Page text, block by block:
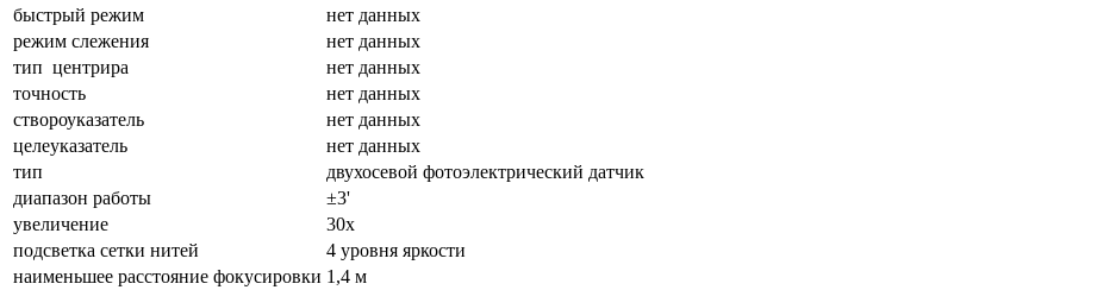
быстрый режим
нет данных
режим слежения
нет данных
тип центрира
нет данных
точность
нет данных
створоуказатель
нет данных
целеуказатель
нет данных
тип
двухосевой фотоэлектрический датчик
диапазон работы
±3'
увеличение
30х
подсветка сетки нитей
4 уровня яркости
наименьшее расстояние фокусировки 1,4 м